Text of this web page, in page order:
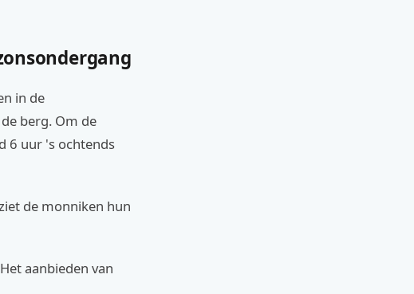
in de
berg. Om de
6 uur 's ochtends
de monniken hun
aanbieden van